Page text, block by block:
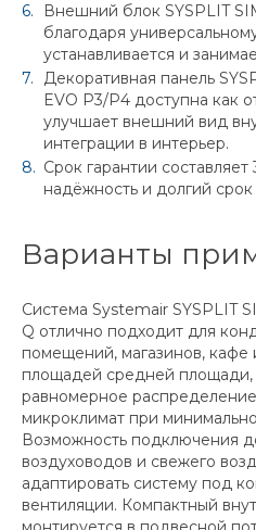
Внешний блок SYSPLIT
благодаря
устанавливается и
Декоративная панель
EVO P3/P4 доступна как
улучшает внешний вид
интеграции в интерьер.
Срок гарантии
надёжность и долгий
Варианты
Система Systemair SYSPLIT
Q отлично подходит для
помещений, магазинов, кафе
площадей средней площади,
равномерное
микроклимат при
Возможность подключения
воздуховодов и свежего
адаптировать систему под
вентиляции. Компактный